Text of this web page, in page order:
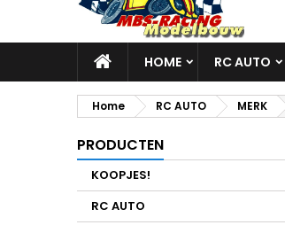
HOME RC AUTO
Home RC AUTO MERK
PRODUCTEN
KOOPJES!
RC AUTO